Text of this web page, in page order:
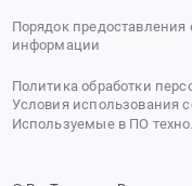
Порядок
информации
Политика обработки
Условия использования
Используемые в ПО